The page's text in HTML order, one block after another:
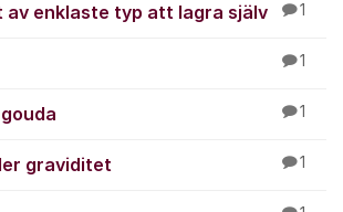
av enklaste typ att lagra själv 1
1
1
graviditet 1